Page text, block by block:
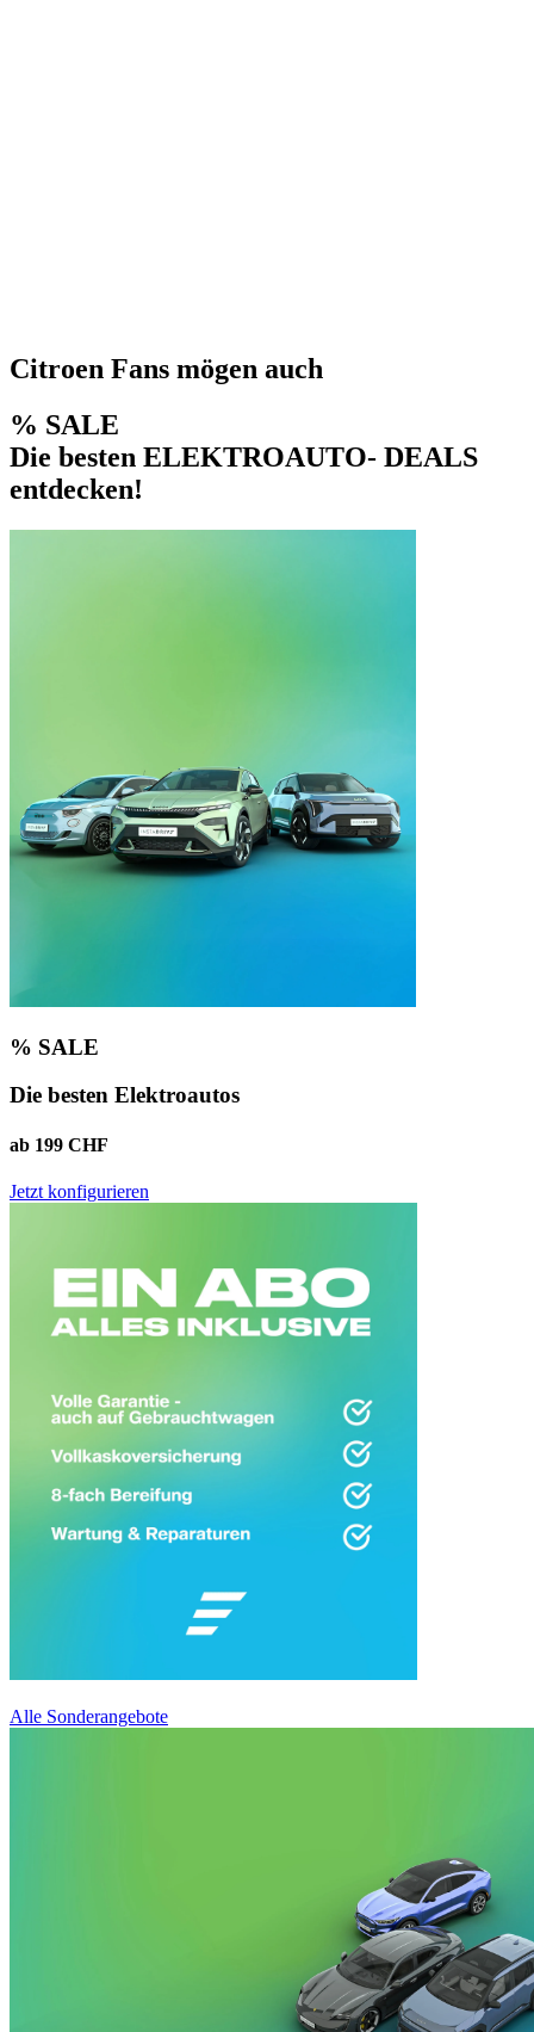
Citroen Fans mögen auch
% SALE
Die besten ELEKTROAUTO- DEALS
entdecken!
% SALE
Die besten Elektroautos
ab 199 CHF
Jetzt konfigurieren
Alle Sonderangebote